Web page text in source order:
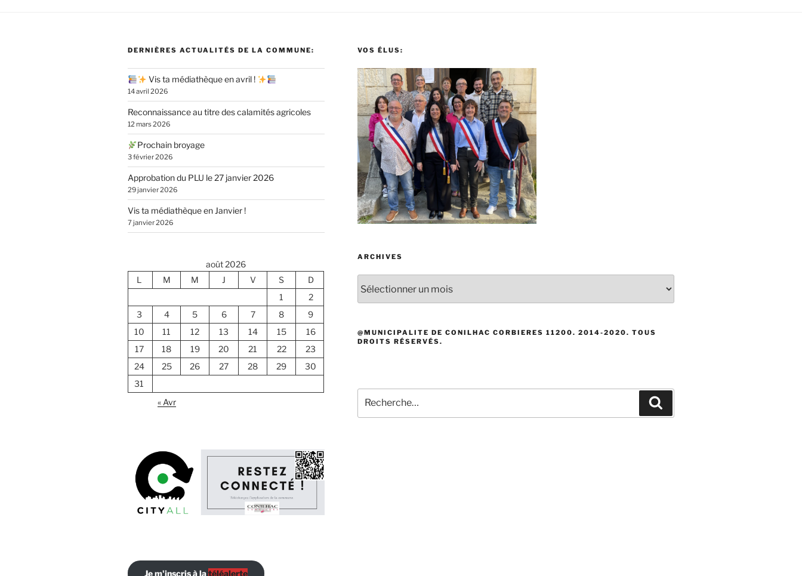
DERNIÈRES ACTUALITÉS DE LA COMMUNE:
Vis ta médiathèque en avril !
14 avril 2026
Reconnaissance au titre des calamités agricoles
12 mars 2026
Prochain broyage
3 février 2026
Approbation du PLU le 27 janvier 2026
29 janvier 2026
Vis ta médiathèque en Janvier !
7 janvier 2026
août 2026
L
M M J V S
D
1
2
3
4 5 6 7 8
9
10
11 12 13 14 15
16
17
18 19 20 21 22
23
24
25 26 27 28 29
30
31
« Avr
Je m'inscris à latéléalerte
VOS ÉLUS:
ARCHIVES
@MUNICIPALITE DE CONILHAC CORBIERES 11200. 2014-2020. TOUS
DROITS RÉSERVÉS.
pour
: